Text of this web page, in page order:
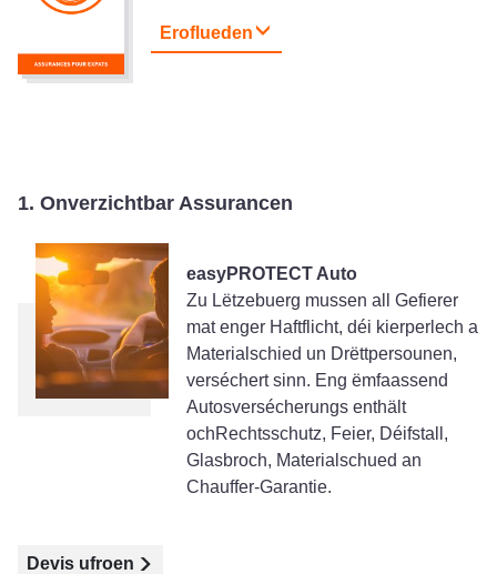
Eroflueden
1. Onverzichtbar Assurancen
easyPROTECT Auto
Zu Lëtzebuerg mussen all Gefierer
mat enger Haftflicht, déi kierperlech a
Materialschied un Drëttpersounen,
verséchert sinn. Eng ëmfaassend
Autosversécherungs enthält
ochRechtsschutz, Feier, Déifstall,
Glasbroch, Materialschued an
Chauffer-Garantie.
Devis ufroen